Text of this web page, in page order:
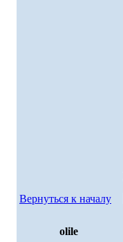
Вернуться к началу
olile